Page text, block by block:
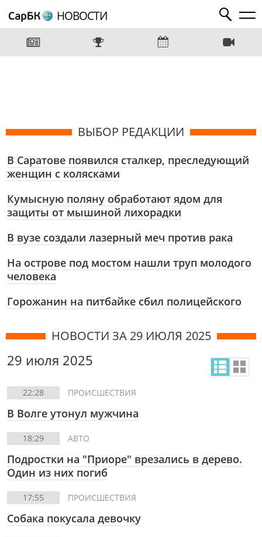
НОВОСТИ
ВЫБОР РЕДАКЦИИ
В Саратове появился сталкер, преследующий
женщин с колясками
Кумысную поляну обработают ядом для
защиты от мышиной лихорадки
В вузе создали лазерный меч против рака
На острове под мостом нашли труп молодого
человека
Горожанин на питбайке сбил полицейского
НОВОСТИ ЗА 29 ИЮЛЯ 2025
29 июля 2025
22:28 ПРОИСШЕСТВИЯ
В Волге утонул мужчина
18:29 АВТО
Подростки на "Приоре" врезались в дерево.
Один из них погиб
17:55 ПРОИСШЕСТВИЯ
Собака покусала девочку